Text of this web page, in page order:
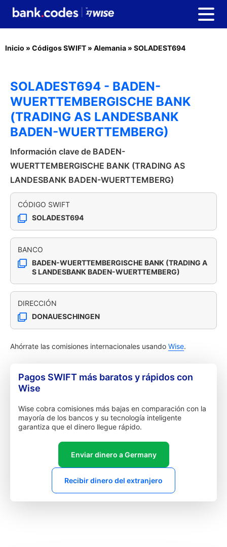
Inicio » Códigos SWIFT » Alemania » SOLADEST694
SOLADEST694 - BADEN-
WUERTTEMBERGISCHE BANK
(TRADING AS LANDESBANK
BADEN-WUERTTEMBERG)
Información clave de BADEN-
WUERTTEMBERGISCHE BANK (TRADING AS
LANDESBANK BADEN-WUERTTEMBERG)
CÓDIGO SWIFT
SOLADEST694
BANCO
BADEN-WUERTTEMBERGISCHE BANK (TRADING A
S LANDESBANK BADEN-WUERTTEMBERG)
DIRECCIÓN
DONAUESCHINGEN
Ahórrate las comisiones internacionales usando Wise.
Pagos SWIFT más baratos y rápidos con
Wise
Wise cobra comisiones más bajas en comparación con la
mayoría de los bancos y su tecnología inteligente
garantiza que el dinero llegue rápido.
Enviar dinero a Germany
Recibir dinero del extranjero